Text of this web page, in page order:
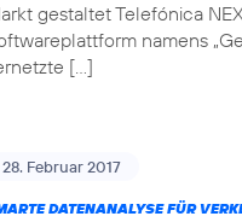
gestaltet Telefónica
namens
[…]
28. Februar 2017
DATENANALYSE FÜR